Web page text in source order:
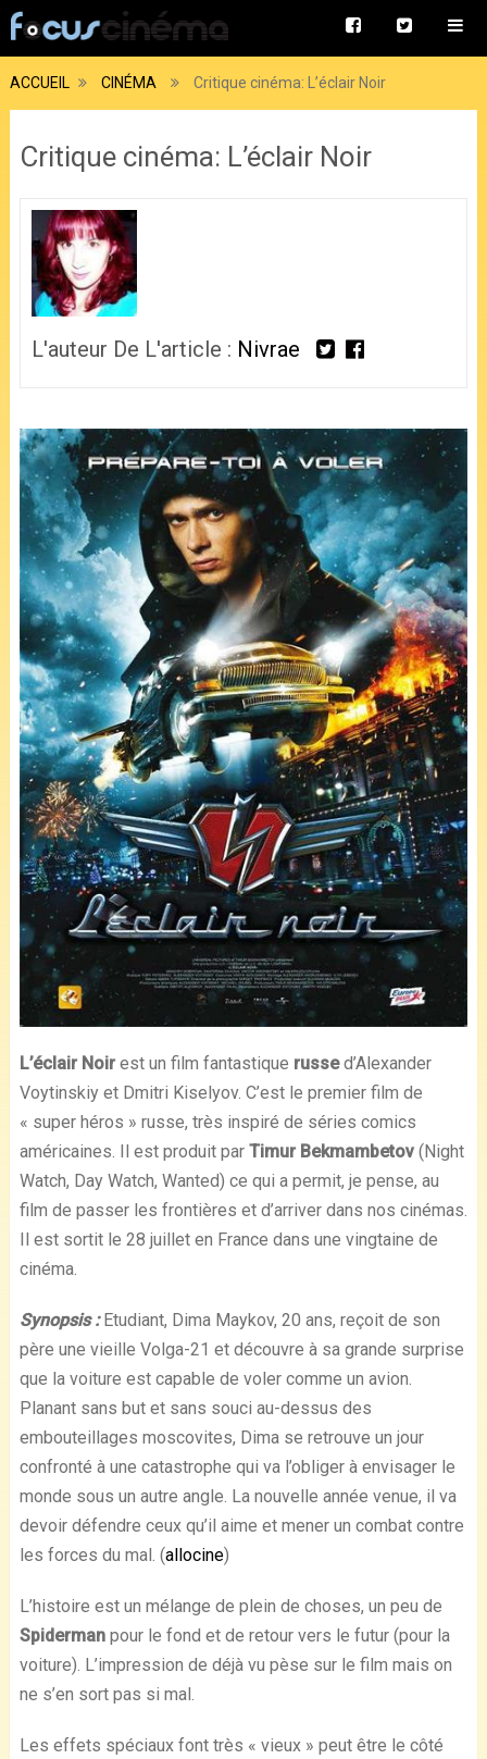
ACCUEIL CINÉMA Critique cinéma: L’éclair Noir
Critique cinéma: L’éclair Noir
L'auteur De L'article : Nivrae
L’éclair Noirest un film fantastique russed’Alexander
Voytinskiy et Dmitri Kiselyov. C’est le premier film de
« super héros » russe, très inspiré de séries comics
américaines. Il est produit par Timur Bekmambetov(Night
Watch, Day Watch, Wanted) ce qui a permit, je pense, au
film de passer les frontières et d’arriver dans nos cinémas.
Il est sortit le 28 juillet en France dans une vingtaine de
cinéma.
Synopsis :Etudiant, Dima Maykov, 20 ans, reçoit de son
père une vieille Volga-21 et découvre à sa grande surprise
que la voiture est capable de voler comme un avion.
Planant sans but et sans souci au-dessus des
embouteillages moscovites, Dima se retrouve un jour
confronté à une catastrophe qui va l’obliger à envisager le
monde sous un autre angle. La nouvelle année venue, il va
devoir défendre ceux qu’il aime et mener un combat contre
les forces du mal. (allocine)
L’histoire est un mélange de plein de choses, un peu de
Spidermanpour le fond et de retour vers le futur (pour la
voiture). L’impression de déjà vu pèse sur le film mais on
ne s’en sort pas si mal.
Les effets spéciaux font très « vieux » peut être le côté